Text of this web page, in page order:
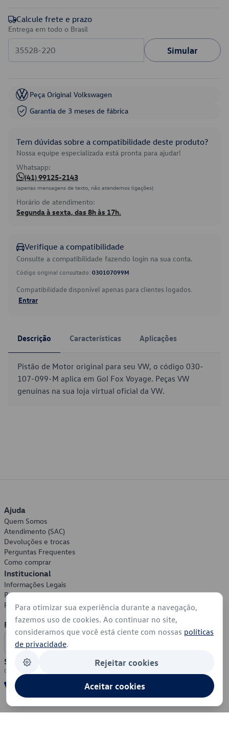
Calcule frete e prazo
Entrega em todo o Brasil
Simular
Peça Original Volkswagen
Garantia de 3 meses de fábrica
Tem dúvidas sobre a compatibilidade deste produto?
Nossa equipe especializada está pronta para ajudar!
Whatsapp:
(41) 99125-2143
(apenas mensagens de texto, não atendemos ligações)
Horário de atendimento:
Segunda à sexta, das 8h às 17h.
Verifique a compatibilidade
Consulte a compatibilidade fazendo login na sua conta.
Código original consultado: 030107099M
Compatibilidade disponível apenas para clientes logados.
Entrar
Descrição Características Aplicações
Pistão de Motor original para seu VW, o código 030-
107-099-M aplica em Gol Fox Voyage. Peças VW
genuínas na sua loja virtual oficial da VW.
Ajuda
Quem Somos
Atendimento (SAC)
Devoluções e trocas
Perguntas Frequentes
Como comprar
Institucional
Informações Legais
Política de Privacidade
Política de Cookies
Formas de Pagamento
Segurança
Para otimizar sua experiência durante a navegação,
fazemos uso de cookies. Ao continuar no site,
consideramos que você está ciente com nossas políticas
de privacidade.
Rejeitar cookies
Aceitar cookies